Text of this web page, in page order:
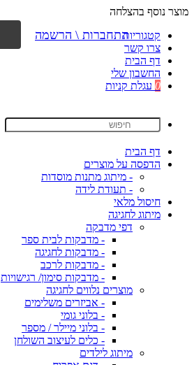
מוצר נוסף בהצלחה
קטגוריות
צרו קשר
דף הבית
החשבון שלי
0 עגלת קניות
דף הבית
הדפסה על מוצרים
- מיתוג מתנות מוסדות
- תעודת לידה
חיסול מלאי
מיתוג לחגיגה
דפי מדבקה
- מדבקות לבית ספר
- מדבקות לחגיגה
- מדבקות לרכב
- מדבקות סימון/ רגישויות
מוצרים נלווים לחגיגה
- אביזרים משלימים
- בלוני גומי
- בלוני מיילר / מספר
- כלים לעיצוב השולחן
מיתוג לילדים
התחברות \ הרשמה